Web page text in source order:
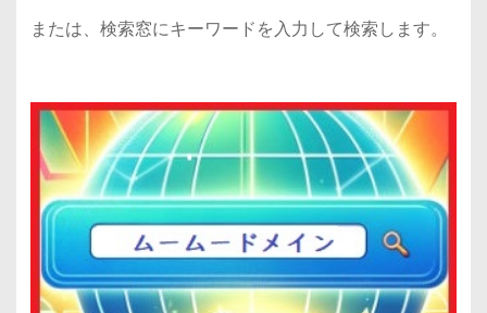
または、検索窓にキーワードを入力して検索します。